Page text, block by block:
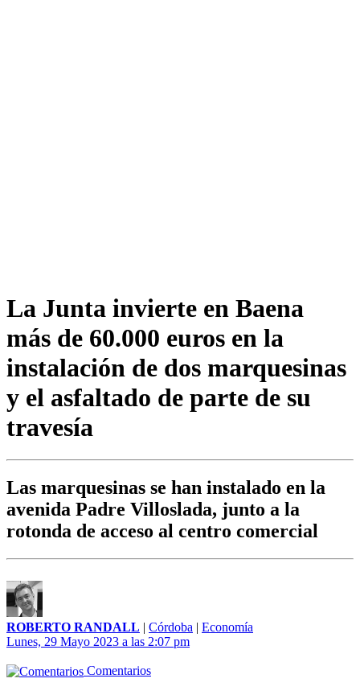
La Junta invierte en Baena
más de 60.000 euros en la
instalación de dos marquesinas
y el asfaltado de parte de su
travesía
Las marquesinas se han instalado en la
avenida Padre Villoslada, junto a la
rotonda de acceso al centro comercial
ROBERTO RANDALL | Córdoba | Economía
Lunes, 29 Mayo 2023 a las 2:07 pm
Comentarios